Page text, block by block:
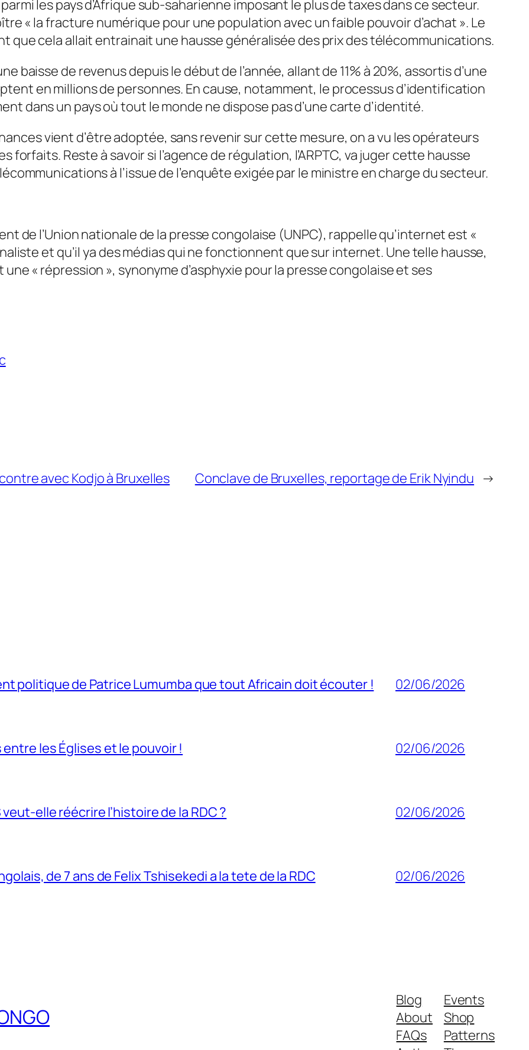
les pays d’Afrique sub-saharienne imposant le plus de taxes dans ce secteur.
« la fracture numérique pour une population avec un faible pouvoir d’achat ». Le
que cela allait entrainait une hausse généralisée des prix des télécommunications.
baisse de revenus depuis le début de l’année, allant de 11% à 20%, assortis d’une
en millions de personnes. En cause, notamment, le processus d’identification
dans un pays où tout le monde ne dispose pas d’une carte d’identité.
vient d’être adoptée, sans revenir sur cette mesure, on a vu les opérateurs
forfaits. Reste à savoir si l’agence de régulation, l’ARPTC, va juger cette hausse
à l’issue de l’enquête exigée par le ministre en charge du secteur.
de l’Union nationale de la presse congolaise (UNPC), rappelle qu’internet est «
et qu’il ya des médias qui ne fonctionnent que sur internet. Une telle hausse,
une « répression », synonyme d’asphyxie pour la presse congolaise et ses
avec Kodjo à Bruxelles Conclave de Bruxelles, reportage de Erik Nyindu →
politique de Patrice Lumumba que tout Africain doit écouter ! 02/06/2026
les Églises et le pouvoir ! 02/06/2026
elle réécrire l’histoire de la RDC ? 02/06/2026
de 7 ans de Felix Tshisekedi a la tete de la RDC 02/06/2026
Blog
About
FAQs
Events
Shop
Patterns